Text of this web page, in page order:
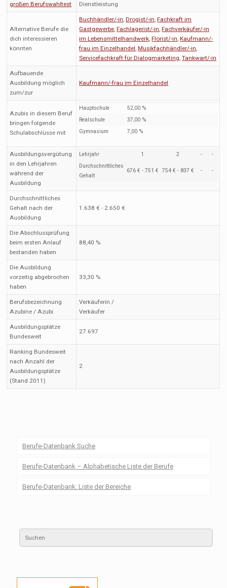
großen Berufswahltest
Dienstleistung
Alternative Berufe die
dich interessieren
könnten
Buchhändler/-in,Drogist/-in,Fachkraft im
Gastgewerbe,Fachlagerist/-in,Fachverkäufer/-in
im Lebensmittelhandwerk,Florist/-in,Kaufmann/-
frau im Einzelhandel,Musikfachhändler/-in,
Servicefachkraft für Dialogmarketing,Tankwart/-in
Aufbauende
Ausbildung möglich
zum/zur
Kaufmann/-frau im Einzelhandel
Azubis in diesem Beruf
bringen folgende
Schulabschlüsse mit
Hauptschule
52,00 %
Realschule
37,00 %
Gymnasium
7,00 %
Ausbildungsvergütung
in den Lehrjahren
während der
Ausbildung
Lehrjahr 1 2 -
-
Durchschnittliches
Gehalt
676 € - 751 € 754 € - 837 € - -
Durchschnittliches
Gehalt nach der
Ausbildung
1.638 € - 2.650 €
Die Abschlussprüfung
beim ersten Anlauf
bestanden haben
88,40 %
Die Ausbildung
vorzeitig abgebrochen
haben
33,30 %
Berufsbezeichnung
Azubine / Azubi
Verkäuferin /
Verkäufer
Ausbildungsplätze
Bundesweit
27.697
Ranking Bundesweit
nach Anzahl der
Ausbildungsplätze
(Stand 2011)
2
Berufe-Datenbank Suche
Berufe-Datenbank – Alphabetische Liste der Berufe
Berufe-Datenbank: Liste der Bereiche